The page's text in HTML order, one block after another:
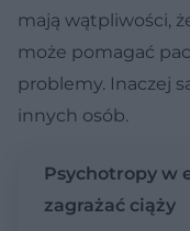
mają wątpliwości,
może pomagać
problemy. Inaczej
innych osób.
Psychotropy w
zagrażać ciąży